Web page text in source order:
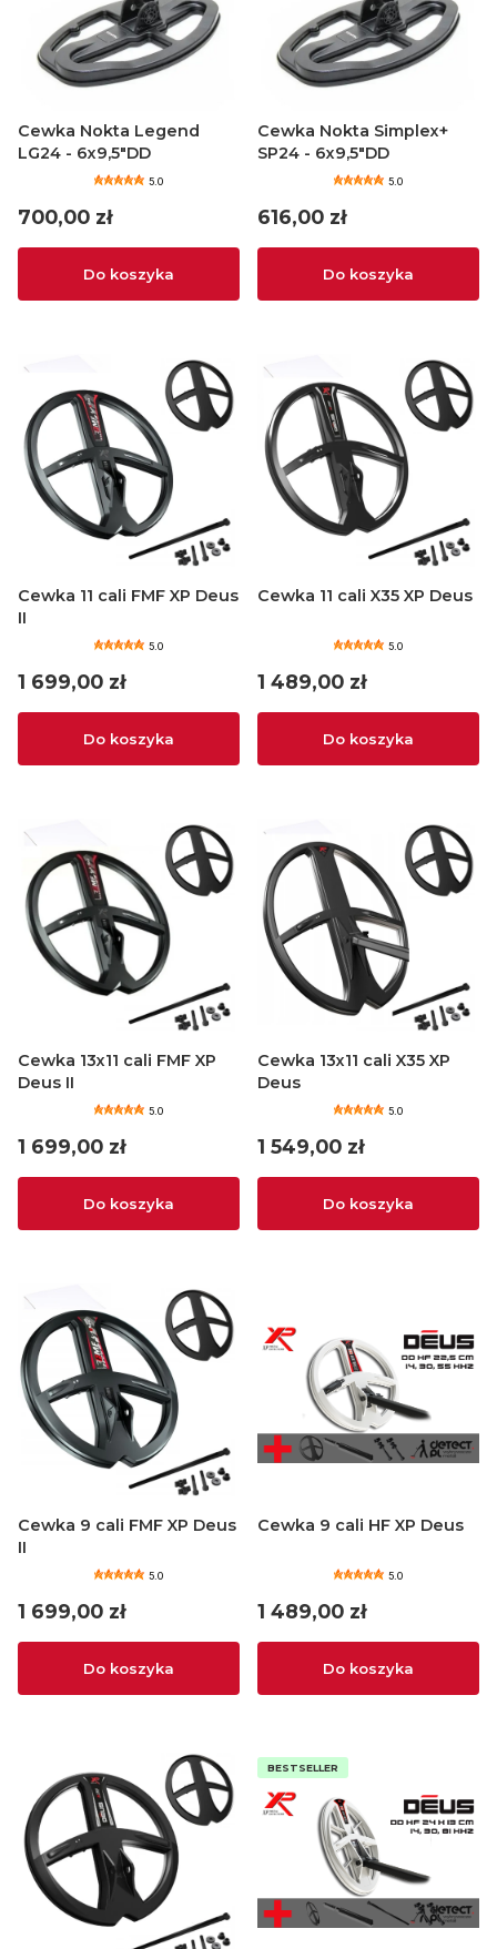
Cewka Nokta Legend
LG24 - 6x9,5"DD
5.0
Cena
700,00 zł
Do koszyka
Cewka Nokta Simplex+
SP24 - 6x9,5"DD
5.0
Cena
616,00 zł
Do koszyka
Cewka 11 cali FMF XP Deus
II
5.0
Cena
1 699,00 zł
Do koszyka
Cewka 11 cali X35 XP Deus
5.0
Cena
1 489,00 zł
Do koszyka
Cewka 13x11 cali FMF XP
Deus II
5.0
Cena
1 699,00 zł
Do koszyka
Cewka 13x11 cali X35 XP
Deus
5.0
Cena
1 549,00 zł
Do koszyka
Cewka 9 cali FMF XP Deus
II
5.0
Cena
1 699,00 zł
Do koszyka
Cewka 9 cali HF XP Deus
5.0
Cena
1 489,00 zł
Do koszyka
BESTSELLER